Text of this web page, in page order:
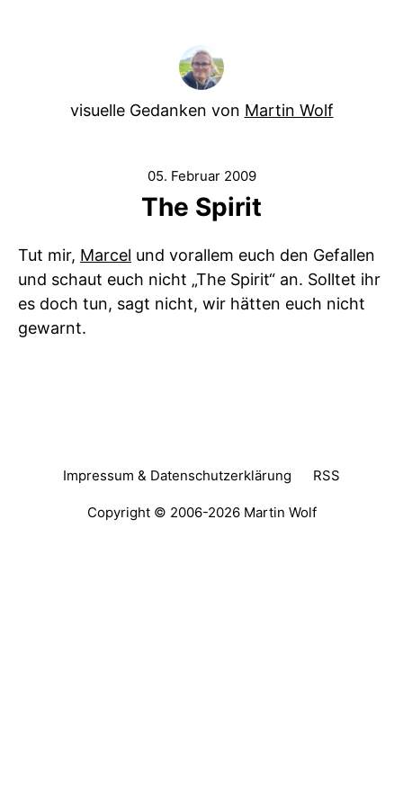
visuelle Gedanken von Martin Wolf
05. Februar 2009
The Spirit
Tut mir, Marcel und vorallem euch den Gefallen
und schaut euch nicht „The Spirit“ an. Solltet ihr
es doch tun, sagt nicht, wir hätten euch nicht
gewarnt.
Impressum & Datenschutzerklärung RSS
Copyright © 2006-2026 Martin Wolf